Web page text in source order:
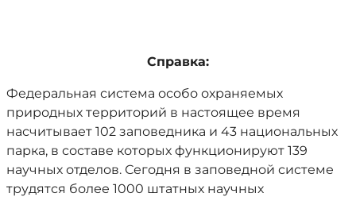
Справка:
Федеральная система особо охраняемых
природных территорий в настоящее время
насчитывает 102 заповедника и 43 национальных
парка, в составе которых функционируют 139
научных отделов. Сегодня в заповедной системе
трудятся более 1000 штатных научных